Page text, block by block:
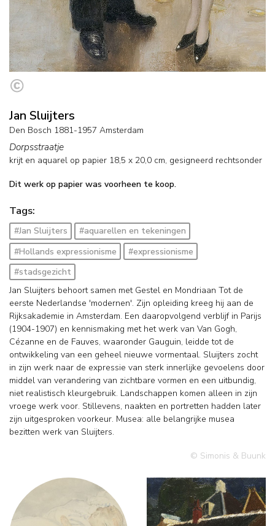
Jan Sluijters
Den Bosch 1881-1957 Amsterdam
Dorpsstraatje
krijt en aquarel op papier 18,5 x 20,0 cm, gesigneerd rechtsonder
Dit werk op papier was voorheen te koop.
Tags:
#Jan Sluijters
#aquarellen en tekeningen
#Hollands expressionisme
#expressionisme
#stadsgezicht
Jan Sluijters behoort samen met Gestel en Mondriaan Tot de
eerste Nederlandse 'modernen'. Zijn opleiding kreeg hij aan de
Rijksakademie in Amsterdam. Een daaropvolgend verblijf in Parijs
(1904-1907) en kennismaking met het werk van Van Gogh,
Cézanne en de Fauves, waaronder Gauguin, leidde tot de
ontwikkeling van een geheel nieuwe vormentaal. Sluijters zocht
in zijn werk naar de expressie van sterk innerlijke gevoelens door
middel van verandering van zichtbare vormen en een uitbundig,
niet realistisch kleurgebruik. Landschappen komen alleen in zijn
vroege werk voor. Stillevens, naakten en portretten hadden later
zijn uitgesproken voorkeur. Musea: alle belangrijke musea
bezitten werk van Sluijters.
© Simonis & Buunk